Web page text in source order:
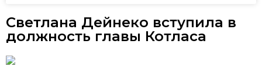
Светлана Дейнеко вступила в
должность главы Котласа